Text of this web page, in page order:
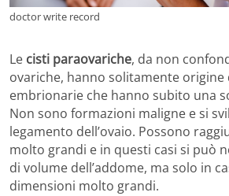
doctor write record
Le cisti paraovariche, da non
ovariche, hanno solitamente
embrionarie che hanno subito una
Non sono formazioni maligne e si
legamento dell’ovaio. Possono
molto grandi e in questi casi si può
di volume dell’addome, ma solo in
dimensioni molto grandi.